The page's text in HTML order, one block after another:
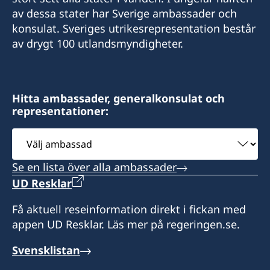
Honorary Consul
Vakant
Port Louis, Mauritius
Tel: +230 2063333
Fax: +230 2402884
av dessa stater har Sverige ambassader och
konsulat. Sveriges utrikesrepresentation består
av drygt 100 utlandsmyndigheter.
Hitta ambassader, generalkonsulat och
representationer:
Välj
ambassad
Se en lista över alla ambassader
UD Resklar
Få aktuell reseinformation direkt i fickan med
appen UD Resklar. Läs mer på regeringen.se.
Svensklistan